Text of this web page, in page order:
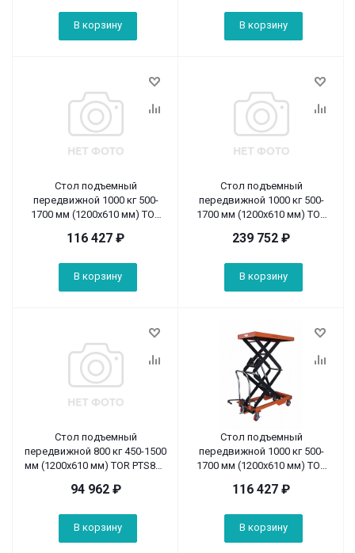
В корзину В корзину
Стол подъемный
передвижной 1000 кг 500-
1700 мм (1200х610 мм) TOR
116 427 ₽
В корзину
Стол подъемный
передвижной 1000 кг 500-
1700 мм (1200х610 мм) TOR
239 752 ₽
В корзину
Стол подъемный
передвижной 800 кг 450-1500
мм (1200х610 мм) TOR PTS800
94 962₽
В корзину
Стол подъемный
передвижной 1000 кг 500-
1700 мм (1200х610 мм) TOR
116 427 ₽
В корзину